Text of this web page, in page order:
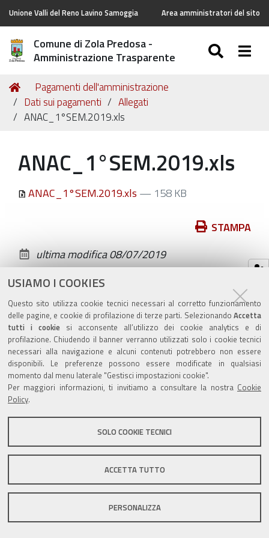
USIAMO I COOKIES
Questo sito utilizza cookie tecnici necessari al corretto funzionamento
delle pagine, e cookie di profilazione di terze parti. Selezionando Accetta
tutti i cookiesi acconsente all’utilizzo dei cookie analytics e di
profilazione. Chiudendo il banner verranno utilizzati solo i cookie tecnici
necessari alla navigazione e alcuni contenuti potrebbero non essere
disponibili. Le preferenze possono essere modificate in qualsiasi
momento dal menu laterale "Gestisci impostazioni cookie".
Per maggiori informazioni, ti invitiamo a consultare la nostra Cookie
Policy.
SOLO COOKIE TECNICI
ACCETTA TUTTO
PERSONALIZZA
Unione Valli del Reno Lavino Samoggia Area amministratori del sito
Comune di Zola Predosa -
Amministrazione Trasparente
Tu
sei
qui:
Home
Pagamenti dell'amministrazione
Dati sui pagamenti
Allegati
ANAC_1°SEM.2019.xls
ANAC_1°SEM.2019.xls
ANAC_1°SEM.2019.xls — 158 KB
documento
STAMPA
ultima modifica08/07/2019
Valuta questo sito
Sito istituzionale Comune di Zola Predosa
DPO|Accessibilità